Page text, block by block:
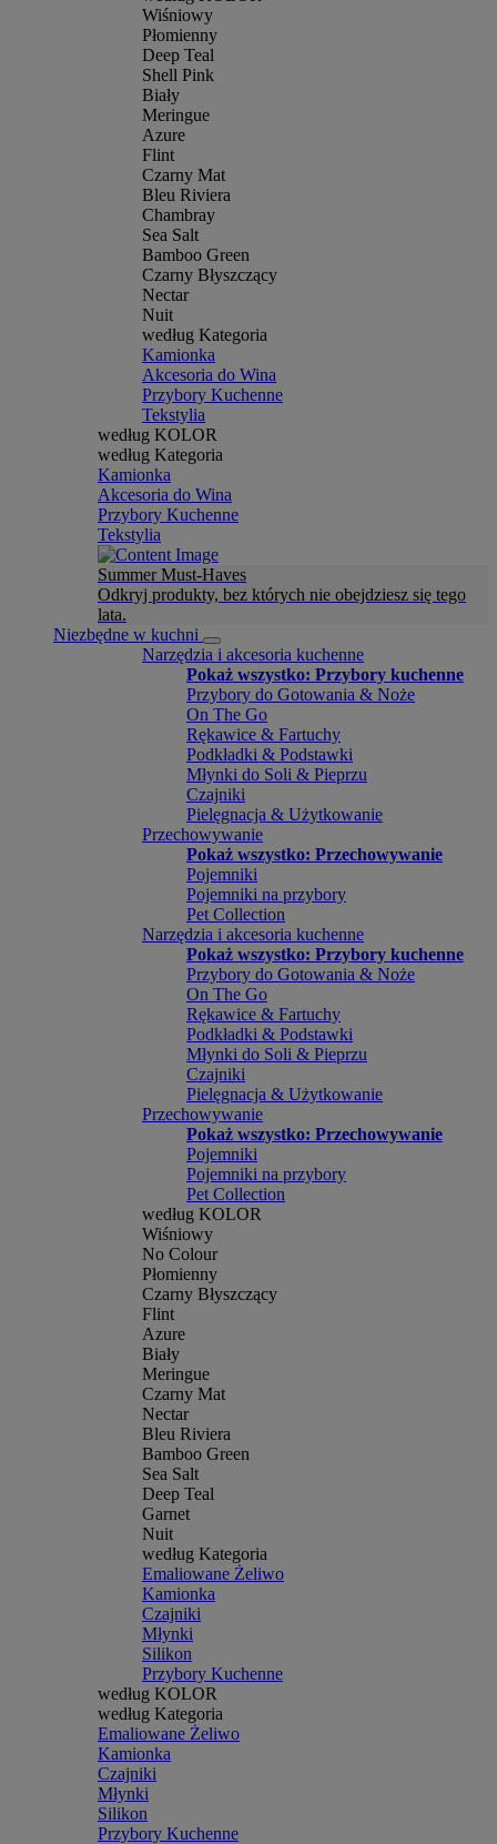
Wiśniowy
Płomienny
Deep Teal
Shell Pink
Biały
Meringue
Azure
Flint
Czarny Mat
Bleu Riviera
Chambray
Sea Salt
Bamboo Green
Czarny Błyszczący
Nectar
Nuit
według Kategoria
Kamionka
Akcesoria do Wina
Przybory Kuchenne
Tekstylia
według KOLOR
według Kategoria
Kamionka
Akcesoria do Wina
Przybory Kuchenne
Tekstylia
Summer Must-Haves
Odkryj produkty, bez których nie obejdziesz się tego
lata.
Niezbędne w kuchni
Narzędzia i akcesoria kuchenne
Pokaż wszystko: Przybory kuchenne
Przybory do Gotowania & Noże
On The Go
Rękawice & Fartuchy
Podkładki & Podstawki
Młynki do Soli & Pieprzu
Czajniki
Pielęgnacja & Użytkowanie
Przechowywanie
Pokaż wszystko: Przechowywanie
Pojemniki
Pojemniki na przybory
Pet Collection
Narzędzia i akcesoria kuchenne
Pokaż wszystko: Przybory kuchenne
Przybory do Gotowania & Noże
On The Go
Rękawice & Fartuchy
Podkładki & Podstawki
Młynki do Soli & Pieprzu
Czajniki
Pielęgnacja & Użytkowanie
Przechowywanie
Pokaż wszystko: Przechowywanie
Pojemniki
Pojemniki na przybory
Pet Collection
według KOLOR
Wiśniowy
No Colour
Płomienny
Czarny Błyszczący
Flint
Azure
Biały
Meringue
Czarny Mat
Nectar
Bleu Riviera
Bamboo Green
Sea Salt
Deep Teal
Garnet
Nuit
według Kategoria
Emaliowane Żeliwo
Kamionka
Czajniki
Młynki
Silikon
Przybory Kuchenne
według KOLOR
według Kategoria
Emaliowane Żeliwo
Kamionka
Czajniki
Młynki
Silikon
Przybory Kuchenne